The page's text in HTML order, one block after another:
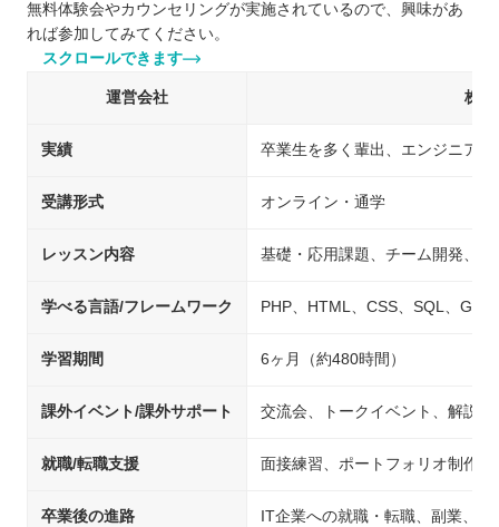
無料体験会やカウンセリングが実施されているので、興味があ
れば参加してみてください。
スクロールできます
運営会社 株式
実績 卒業生を多く輩出、エンジニアと
受講形式 オンライン・通学
レッスン内容 基礎・応用課題、チーム開発、自
学べる言語/フレームワーク PHP、HTML、CSS、SQL、Git
学習期間 6ヶ月（約480時間）
課外イベント/課外サポート 交流会、トークイベント、解説
就職/転職支援 面接練習、ポートフォリオ制作
卒業後の進路 IT企業への就職・転職、副業、